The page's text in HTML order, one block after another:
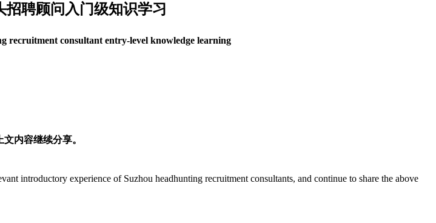
聘顾问入门级知识学习
recruitment consultant entry-level knowledge learning
内容继续分享。
introductory experience of Suzhou headhunting recruitment consultants, and continue to share the above